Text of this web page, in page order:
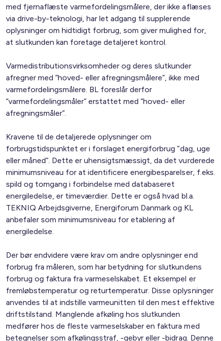
med fjernaflæste varmefordelingsmålere, der ikke aflæses
via drive-by-teknologi, har let adgang til supplerende
oplysninger om hidtidigt forbrug, som giver mulighed for,
at slutkunden kan foretage detaljeret kontrol.
Varmedistributionsvirksomheder og deres slutkunder
afregner med ”hoved- eller afregningsmålere”, ikke med
varmefordelingsmålere. BL foreslår derfor
”varmefordelingsmåler” erstattet med ”hoved- eller
afregningsmåler”.
Kravene til de detaljerede oplysninger om
forbrugstidspunktet er i forslaget energiforbrug ”dag, uge
eller måned”. Dette er uhensigtsmæssigt, da det vurderede
minimumsniveau for at identificere energibesparelser, f.eks.
spild og tomgang i forbindelse med databaseret
energiledelse, er timeværdier. Dette er også hvad bl.a.
TEKNIQ Arbejdsgiverne, Energiforum Danmark og KL
anbefaler som minimumsniveau for etablering af
energiledelse.
Der bør endvidere være krav om andre oplysninger end
forbrug fra måleren, som har betydning for slutkundens
forbrug og faktura fra varmeselskabet. Et eksempel er
fremløbstemperatur og returtemperatur. Disse oplysninger
anvendes til at indstille varmeunitten til den mest effektive
driftstilstand. Manglende afkøling hos slutkunden
medfører hos de fleste varmeselskaber en faktura med
betegnelser som afkølingsstraf, -gebyr eller -bidrag. Denne